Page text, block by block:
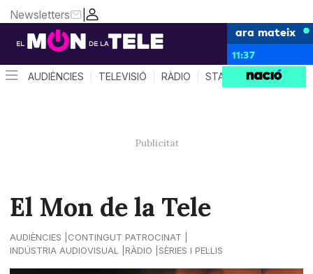
|
Newsletters
ara mateix
11:37
AUDIÈNCIES TELEVISIÓ RÀDIO STAR SYSTEM
El Mon de la Tele
AUDIÈNCIES
CONTINGUT PATROCINAT
INDÚSTRIA AUDIOVISUAL
RÀDIO SÈRIES I PEL·LIS